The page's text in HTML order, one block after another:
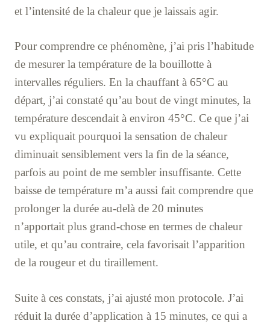
et l’intensité de la chaleur que je laissais agir.
Pour comprendre ce phénomène, j’ai pris l’habitude
de mesurer la température de la bouillotte à
intervalles réguliers. En la chauffant à 65°C au
départ, j’ai constaté qu’au bout de vingt minutes, la
température descendait à environ 45°C. Ce que j’ai
vu expliquait pourquoi la sensation de chaleur
diminuait sensiblement vers la fin de la séance,
parfois au point de me sembler insuffisante. Cette
baisse de température m’a aussi fait comprendre que
prolonger la durée au-delà de 20 minutes
n’apportait plus grand-chose en termes de chaleur
utile, et qu’au contraire, cela favorisait l’apparition
de la rougeur et du tiraillement.
Suite à ces constats, j’ai ajusté mon protocole. J’ai
réduit la durée d’application à 15 minutes, ce qui a